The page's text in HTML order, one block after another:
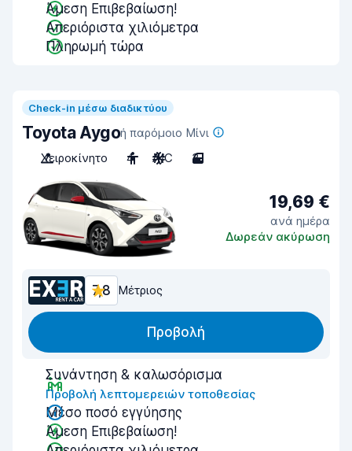
Άμεση Επιβεβαίωση!
Απεριόριστα χιλιόμετρα
Πληρωμή τώρα
Check-in μέσω διαδικτύου
Toyota Aygoή παρόμοιο Μίνι
Χειροκίνητο
4 A/C 3
19,69 €
ανά ημέρα
Δωρεάν ακύρωση
7,8 Μέτριος
Προβολή
Συνάντηση & καλωσόρισμα
Προβολή λεπτομερειών τοποθεσίας
Μέσο ποσό εγγύησης
Άμεση Επιβεβαίωση!